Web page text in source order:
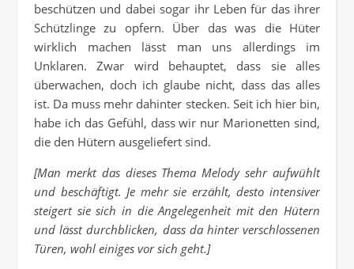
beschützen und dabei sogar ihr Leben für das ihrer
Schützlinge zu opfern. Über das was die Hüter
wirklich machen lässt man uns allerdings im
Unklaren. Zwar wird behauptet, dass sie alles
überwachen, doch ich glaube nicht, dass das alles
ist. Da muss mehr dahinter stecken. Seit ich hier bin,
habe ich das Gefühl, dass wir nur Marionetten sind,
die den Hütern ausgeliefert sind.
[Man merkt das dieses Thema Melody sehr aufwühlt
und beschäftigt. Je mehr sie erzählt, desto intensiver
steigert sie sich in die Angelegenheit mit den Hütern
und lässt durchblicken, dass da hinter verschlossenen
Türen, wohl einiges vor sich geht.]